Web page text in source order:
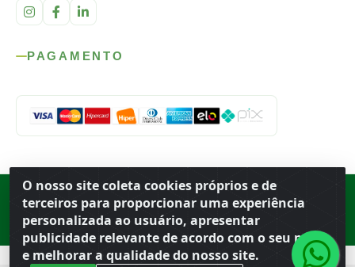
O nosso site coleta cookies próprios e de
terceiros para proporcionar uma experiência
personalizada ao usuário, apresentar
publicidade relevante de acordo com o seu perfil
e melhorar a qualidade do nosso site.
PAGAMENTO
Rod. SP-215, s/n, km 98 — Área Rural Porto Ferreira ·BR
· CEP
· CNPJ 56.679.863/0001-91
© 2026 Atacado Ideal